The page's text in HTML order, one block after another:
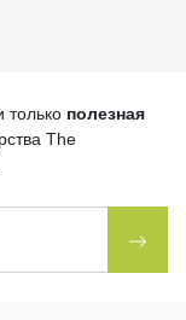
только полезная
The